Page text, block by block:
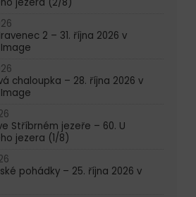
2 – 31. října 2026 v
chaloupka – 28. října 2026 v
Stříbrném jezeře – 60. U
jezera (1/8)
pohádky – 25. října 2026 v